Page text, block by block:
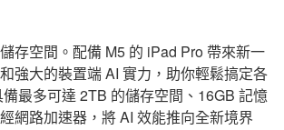
存空間。配備 M5 的 iPad Pro 帶來新一
強大的裝置端 AI 實力，助你輕鬆搞定各
備最多可達 2TB 的儲存空間、16GB 記憶
網路加速器，將 AI 效能推向全新境界